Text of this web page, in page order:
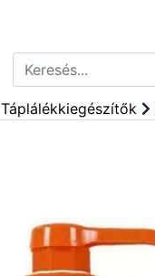
Táplálékkiegészítők